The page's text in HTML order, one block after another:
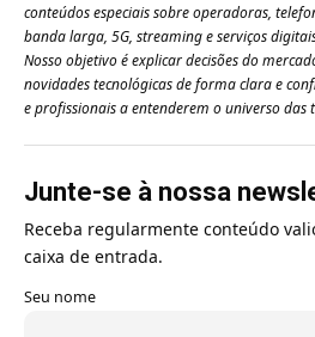
conteúdos especiais sobre operadoras,
banda larga, 5G, streaming e serviços
Nosso objetivo é explicar decisões do
novidades tecnológicas de forma clara e
e profissionais a entenderem o universo das
Junte-se à nossa
Receba regularmente conteúdo
caixa de entrada.
Seu nome